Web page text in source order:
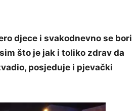
djece i svakodnevno se bori
što je jak i toliko zdrav da
posjeduje i pjevački